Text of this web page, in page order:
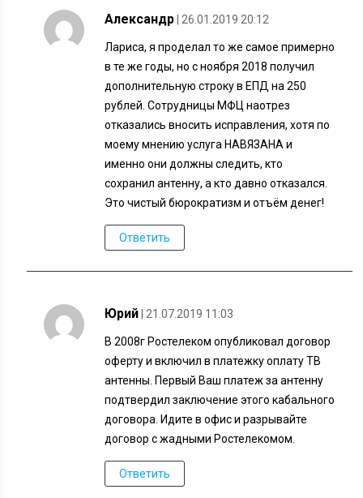
Александр | 26.01.2019 20:12
Лариса, я проделал то же самое примерно
в те же годы, но с ноября 2018 получил
дополнительную строку в ЕПД на 250
рублей. Сотрудницы МФЦ наотрез
отказались вносить исправления, хотя по
моему мнению услуга НАВЯЗАНА и
именно они должны следить, кто
сохранил антенну, а кто давно отказался.
Это чистый бюрократизм и отъём денег!
Ответить
Юрий | 21.07.2019 11:03
В 2008г Ростелеком опубликовал договор
оферту и включил в платежку оплату ТВ
антенны. Первый Ваш платеж за антенну
подтвердил заключение этого кабального
договора. Идите в офис и разрывайте
договор с жадными Ростелекомом.
Ответить